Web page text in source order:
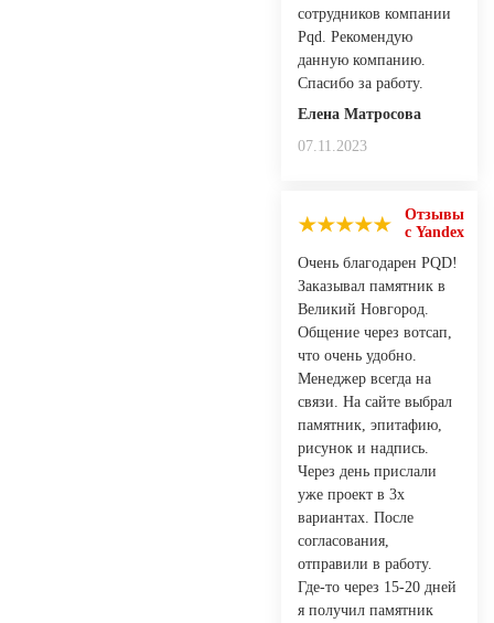
сотрудников компании
Pqd. Рекомендую
данную компанию.
Спасибо за работу.
Елена Матросова
07.11.2023
Отзывы
с Yandex
Очень благодарен PQD!
Заказывал памятник в
Великий Новгород.
Общение через вотсап,
что очень удобно.
Менеджер всегда на
связи. На сайте выбрал
памятник, эпитафию,
рисунок и надпись.
Через день прислали
уже проект в 3х
вариантах. После
согласования,
отправили в работу.
Где-то через 15-20 дней
я получил памятник